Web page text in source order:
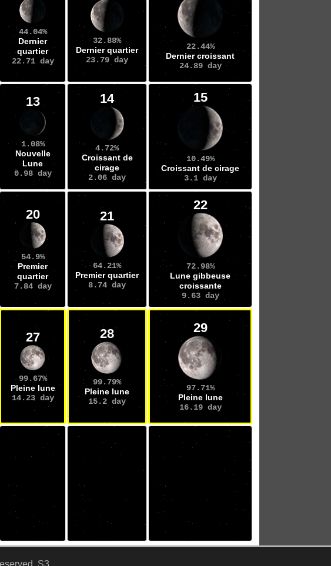
44.04%
Dernier
quartier
22.71 day
32.88%
Dernier quartier
23.79 day
22.44%
Dernier croissant
24.89 day
13
1.08%
Nouvelle
Lune
0.98 day
14
4.72%
Croissant de
cirage
2.06 day
15
10.49%
Croissant de cirage
3.1 day
20
54.9%
Premier
quartier
7.84 day
21
64.21%
Premier quartier
8.74 day
22
72.98%
Lune gibbeuse
croissante
9.63 day
27
99.67%
Pleine lune
14.23 day
28
99.79%
Pleine lune
15.2 day
29
97.71%
Pleine lune
16.19 day
S3